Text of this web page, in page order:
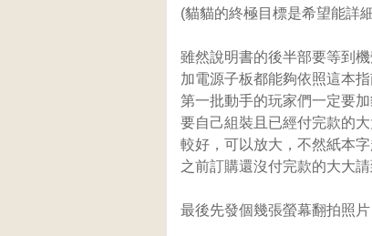
(貓貓的終極目標是希望能詳
雖然說明書的後半部要等到
加電源子板都能夠依照這本
第一批動手的玩家們一定要
要自己組裝且已經付完款的
較好，可以放大，不然紙本
之前訂購還沒付完款的大大
最後先發個幾張螢幕翻拍照片